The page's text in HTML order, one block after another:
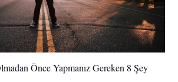
Önce Yapmanız Gereken 8 Şey